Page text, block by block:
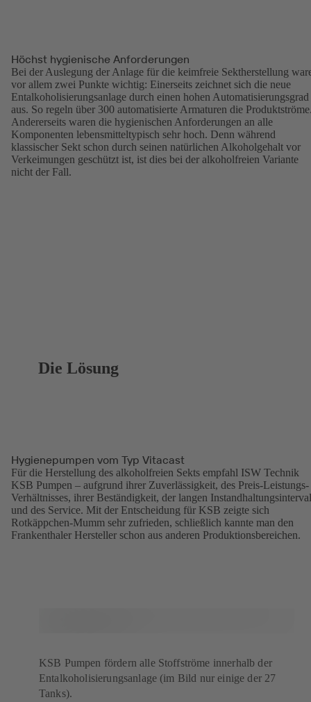
Höchst hygienische Anforderungen
Bei der Auslegung der Anlage für die keimfreie Sektherstellung
vor allem zwei Punkte wichtig: Einerseits zeichnet sich die neue
Entalkoholisierungsanlage durch einen hohen Automatisierungsgrad
aus. So regeln über 300 automatisierte Armaturen die
Andererseits waren die hygienischen Anforderungen an alle
Komponenten lebensmitteltypisch sehr hoch. Denn während
klassischer Sekt schon durch seinen natürlichen Alkoholgehalt vor
Verkeimungen geschützt ist, ist dies bei der alkoholfreien Variante
nicht der Fall.
Die Lösung
Hygienepumpen vom Typ Vitacast
Für die Herstellung des alkoholfreien Sekts empfahl ISW Technik
KSB Pumpen – aufgrund ihrer Zuverlässigkeit, des Preis-Leistungs-
Verhältnisses, ihrer Beständigkeit, der langen
und des Service. Mit der Entscheidung für KSB zeigte sich
Rotkäppchen-Mumm sehr zufrieden, schließlich kannte man den
Frankenthaler Hersteller schon aus anderen Produktionsbereichen.
KSB Pumpen fördern alle Stoffströme innerhalb der
Entalkoholisierungsanlage (im Bild nur einige der 27
Tanks).